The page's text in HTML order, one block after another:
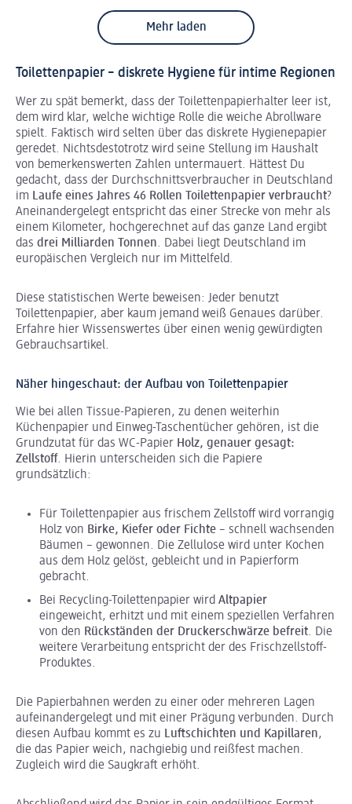
Mehr laden
Toilettenpapier – diskrete Hygiene für intime Regionen
Wer zu spät bemerkt, dass der Toilettenpapierhalter leer ist,
dem wird klar, welche wichtige Rolle die weiche Abrollware
spielt. Faktisch wird selten über das diskrete Hygienepapier
geredet. Nichtsdestotrotz wird seine Stellung im Haushalt
von bemerkenswerten Zahlen untermauert. Hättest Du
gedacht, dass der Durchschnittsverbraucher in Deutschland
im Laufe eines Jahres 46 Rollen Toilettenpapier verbraucht?
Aneinandergelegt entspricht das einer Strecke von mehr als
einem Kilometer, hochgerechnet auf das ganze Land ergibt
das drei Milliarden Tonnen. Dabei liegt Deutschland im
europäischen Vergleich nur im Mittelfeld.
Diese statistischen Werte beweisen: Jeder benutzt
Toilettenpapier, aber kaum jemand weiß Genaues darüber.
Erfahre hier Wissenswertes über einen wenig gewürdigten
Gebrauchsartikel.
Näher hingeschaut: der Aufbau von Toilettenpapier
Wie bei allen Tissue-Papieren, zu denen weiterhin
Küchenpapier und Einweg-Taschentücher gehören, ist die
Grundzutat für das WC-Papier Holz, genauer gesagt:
Zellstoff. Hierin unterscheiden sich die Papiere
grundsätzlich:
Für Toilettenpapier aus frischem Zellstoff wird vorrangig
Holz von Birke, Kiefer oder Fichte – schnell wachsenden
Bäumen – gewonnen. Die Zellulose wird unter Kochen
aus dem Holz gelöst, gebleicht und in Papierform
gebracht.
Bei Recycling-Toilettenpapier wird Altpapier
eingeweicht, erhitzt und mit einem speziellen Verfahren
von den Rückständen der Druckerschwärze befreit. Die
weitere Verarbeitung entspricht der des Frischzellstoff-
Produktes.
Die Papierbahnen werden zu einer oder mehreren Lagen
aufeinandergelegt und mit einer Prägung verbunden. Durch
diesen Aufbau kommt es zu Luftschichten und Kapillaren,
die das Papier weich, nachgiebig und reißfest machen.
Zugleich wird die Saugkraft erhöht.